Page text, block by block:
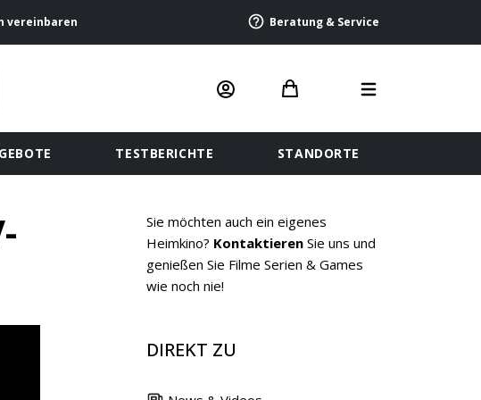
vereinbaren Beratung & Service
TESTBERICHTE STANDORTE
Sie möchten auch ein eigenes
Heimkino? Kontaktieren Sie uns und
genießen Sie Filme Serien & Games
wie noch nie!
DIREKT ZU